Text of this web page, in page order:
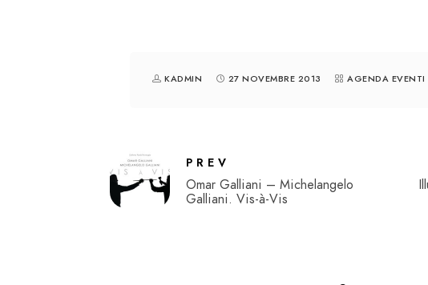
KADMIN 27 NOVEMBRE 2013 AGENDA EVENTI
PREV
Omar Galliani – Michelangelo
Galliani. Vis-à-Vis